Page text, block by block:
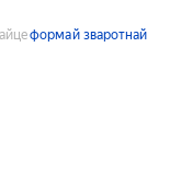
формай зваротнай